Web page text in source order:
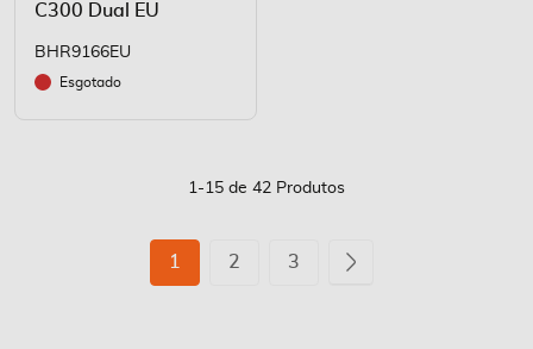
C300 Dual EU
BHR9166EU
Esgotado
1-15 de 42 Produtos
Está
1 Página
2 Página
3